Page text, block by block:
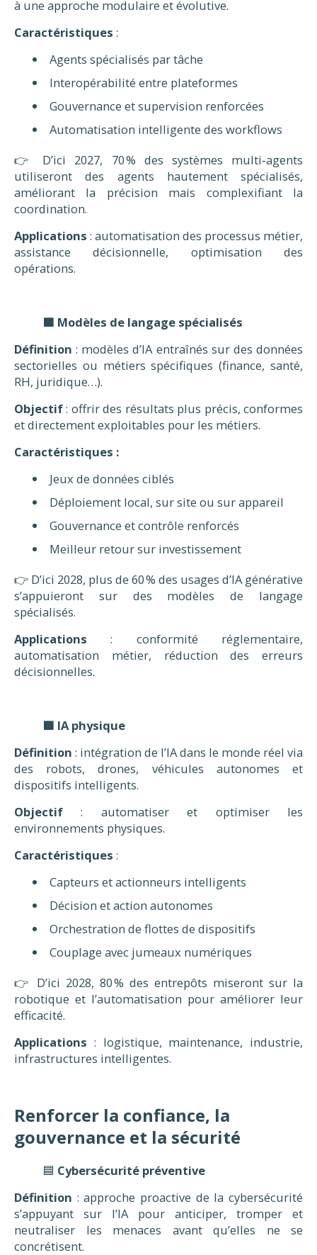
à une approche modulaire et évolutive.
Caractéristiques :
Agents spécialisés par tâche
Interopérabilité entre plateformes
Gouvernance et supervision renforcées
Automatisation intelligente des workflows
👉 D’ici 2027, 70 % des systèmes multi‑agents
utiliseront des agents hautement spécialisés,
améliorant la précision mais complexifiant la
coordination.
Applications : automatisation des processus métier,
assistance décisionnelle, optimisation des
opérations.
🟩 Modèles de langage spécialisés
Définition : modèles d’IA entraînés sur des données
sectorielles ou métiers spécifiques (finance, santé,
RH, juridique…).
Objectif: offrir des résultats plus précis, conformes
et directement exploitables pour les métiers.
Caractéristiques :
Jeux de données ciblés
Déploiement local, sur site ou sur appareil
Gouvernance et contrôle renforcés
Meilleur retour sur investissement
👉 D’ici 2028, plus de 60 % des usages d’IA générative
s’appuieront sur des modèles de langage
spécialisés.
Applications : conformité réglementaire,
automatisation métier, réduction des erreurs
décisionnelles.
🟩 IA physique
Définition : intégration de l’IA dans le monde réel via
des robots, drones, véhicules autonomes et
dispositifs intelligents.
Objectif : automatiser et optimiser les
environnements physiques.
Caractéristiques :
Capteurs et actionneurs intelligents
Décision et action autonomes
Orchestration de flottes de dispositifs
Couplage avec jumeaux numériques
👉 D’ici 2028, 80 % des entrepôts miseront sur la
robotique et l’automatisation pour améliorer leur
efficacité.
Applications : logistique, maintenance, industrie,
infrastructures intelligentes.
Renforcer la confiance, la
gouvernance et la sécurité
🟦 Cybersécurité préventive
Définition : approche proactive de la cybersécurité
s’appuyant sur l’IA pour anticiper, tromper et
neutraliser les menaces avant qu’elles ne se
concrétisent.